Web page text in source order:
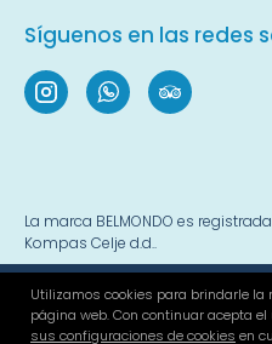
Síguenos en las redes
La marca BELMONDO es
Kompas Celje d.d..
Política de privacidad| Terminos
Website developed by4WEB d.o.o.
Utilizamos cookies para brindarle la
página web. Con continuar acepta el
sus configuraciones de cookies en